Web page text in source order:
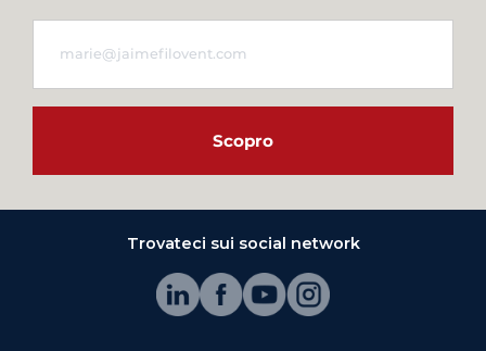
Scopro
Trovateci sui social network